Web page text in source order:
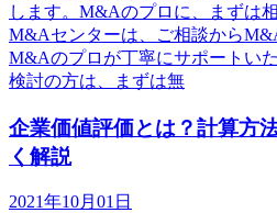
します。M&Aのプロに、まずは
M&Aセンターは、ご相談から
M&Aのプロが丁寧にサポートい
検討の方は、まずは無
企業価値評価とは？計算方
く解説
2021年10月01日